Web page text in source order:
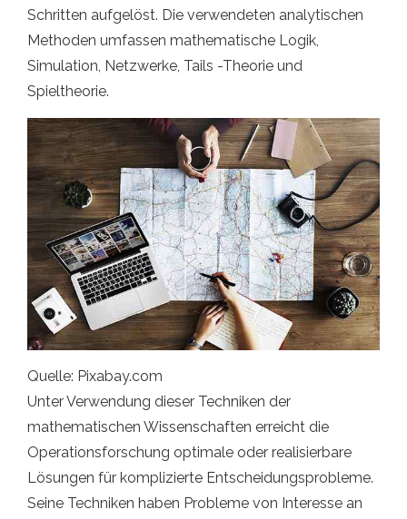
Schritten aufgelöst. Die verwendeten analytischen
Methoden umfassen mathematische Logik,
Simulation, Netzwerke, Tails -Theorie und
Spieltheorie.
Quelle: Pixabay.com
Unter Verwendung dieser Techniken der
mathematischen Wissenschaften erreicht die
Operationsforschung optimale oder realisierbare
Lösungen für komplizierte Entscheidungsprobleme.
Seine Techniken haben Probleme von Interesse an